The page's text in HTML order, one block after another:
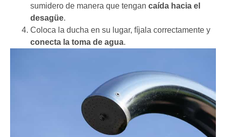
sumidero de manera que tengan caída hacia el
desagüe.
Coloca la ducha en su lugar, fíjala correctamente y
conecta la toma de agua.